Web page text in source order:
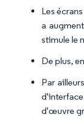
Les
a
stimule le
De plus,
Par
d'œuvre